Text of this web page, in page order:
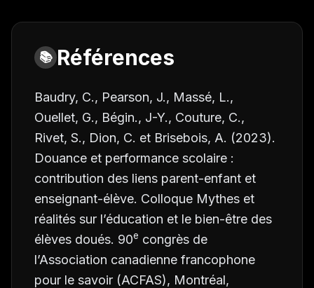
📚 Références
Baudry, C., Pearson, J., Massé, L.,
Ouellet, G., Bégin., J-Y., Couture, C.,
Rivet, S., Dion, C. et Brisebois, A. (2023).
Douance et performance scolaire :
contribution des liens parent-enfant et
enseignant-élève. Colloque Mythes et
réalités sur l’éducation et le bien-être des
élèves doués. 90e congrès de
l’Association canadienne francophone
pour le savoir (ACFAS), Montréal,